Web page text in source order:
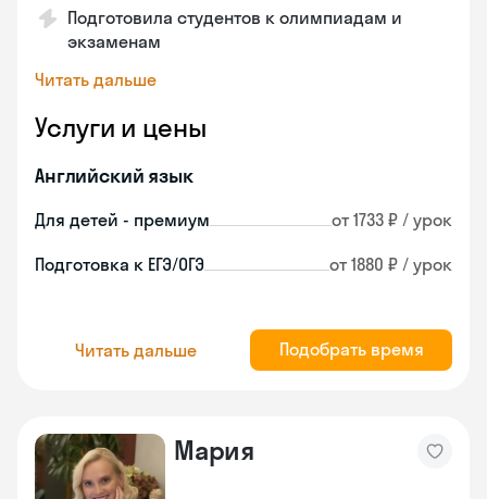
Подготовила студентов к олимпиадам и
экзаменам
Читать дальше
Услуги и цены
Английский язык
Для детей - премиум от 1733 ₽ / урок
Подготовка к ЕГЭ/ОГЭ от 1880 ₽ / урок
Читать дальше Подобрать время
Мария